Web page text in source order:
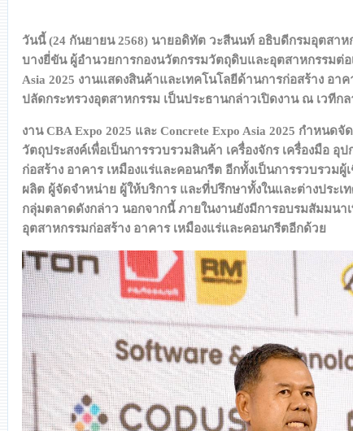
วันนี้ (24 กันยายน 2568) นายอดิทัต วะสีนนท์ อธิบดีกรมอุตสา
บางยี่ขัน ผู้อำนวยการกองนวัตกรรมวัตถุดิบและอุตสาหกรรมต่อ
Asia 2025 งานแสดงสินค้าและเทคโนโลยีด้านการก่อสร้าง อ
ปลัดกระทรวงอุตสาหกรรม เป็นประธานกล่าวเปิดงาน ณ เวทีกล
งาน CBA Expo 2025 และ Concrete Expo Asia 2025 กำหน
วัตถุประสงค์เพื่อเป็นการรวบรวมสินค้า เครื่องจักร เครื่องมือ
ก่อสร้าง อาคาร เหมืองแร่และคอนกรีต อีกทั้งเป็นการรวบรว
ผลิต ผู้จัดจำหน่าย ผู้ให้บริการ และที่ปรึกษาทั้งในและต่างประเ
กลุ่มตลาดดังกล่าว นอกจากนี้ ภายในงานยังมีการอบรมสัมมนา
อุตสาหกรรมก่อสร้าง อาคาร เหมืองแร่และคอนกรีตอีกด้วย